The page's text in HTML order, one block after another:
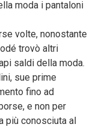
moda i pantaloni
volte, nonostante
trovò altri
saldi della moda.
sue prime
fino ad
e non per
più conosciuta al